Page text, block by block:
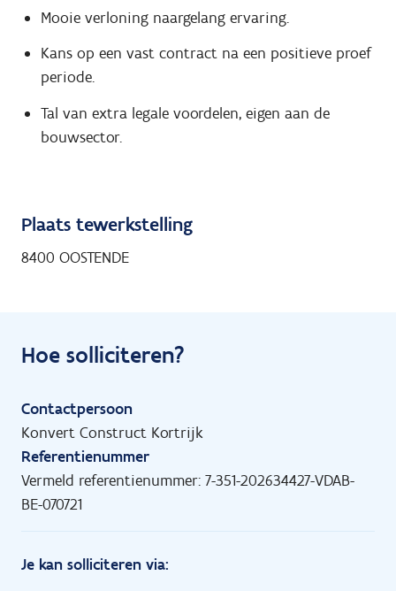
Mooie verloning naargelang ervaring.
Kans op een vast contract na een positieve proef
periode.
Tal van extra legale voordelen, eigen aan de
bouwsector.
Plaats tewerkstelling
8400 OOSTENDE
Hoe solliciteren?
Contactpersoon
Konvert Construct Kortrijk
Referentienummer
Vermeld referentienummer: 7-351-202634427-VDAB-
BE-070721
Je kan solliciteren via: